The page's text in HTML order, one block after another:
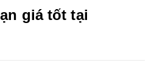
giá tốt tại